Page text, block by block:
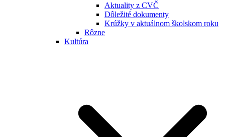
Aktuality z CVČ
Dôležité dokumenty
Krúžky v aktuálnom školskom roku
Rôzne
Kultúra